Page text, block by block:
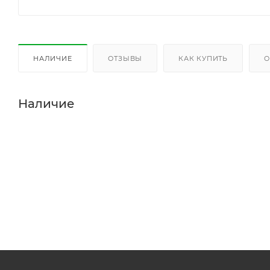
НАЛИЧИЕ ОТЗЫВЫ КАК КУПИТЬ
Наличие